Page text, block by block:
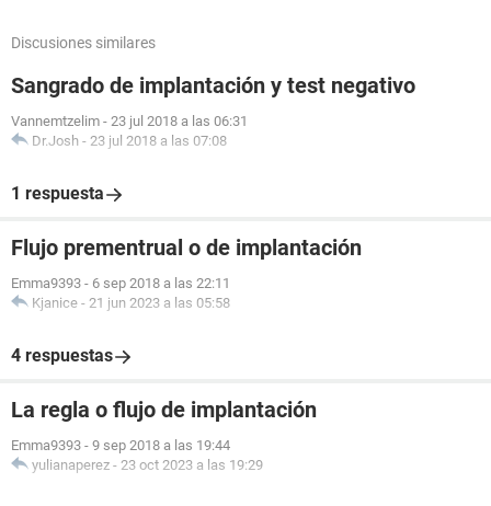
Discusiones similares
Sangrado de implantación y test negativo
Vannemtzelim - 23 jul 2018 a las 06:31
Dr.Josh - 23 jul 2018 a las 07:08
1 respuesta
Flujo prementrual o de implantación
Emma9393 - 6 sep 2018 a las 22:11
Kjanice - 21 jun 2023 a las 05:58
4 respuestas
La regla o flujo de implantación
Emma9393 - 9 sep 2018 a las 19:44
yulianaperez - 23 oct 2023 a las 19:29